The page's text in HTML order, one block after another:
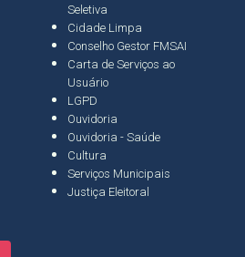
Seletiva
Cidade Limpa
Conselho Gestor FMSAI
Carta de Serviços ao
Usuário
LGPD
Ouvidoria
Ouvidoria - Saúde
Cultura
Serviços Municipais
Justiça Eleitoral